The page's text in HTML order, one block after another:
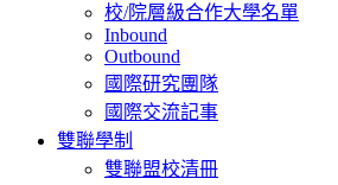
校/院層級合作大學名單
Inbound
Outbound
國際研究團隊
國際交流記事
雙聯學制
雙聯盟校清冊